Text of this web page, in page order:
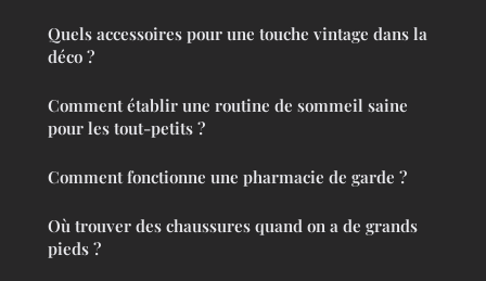
Quels accessoires pour une touche vintage dans la
déco ?
Comment établir une routine de sommeil saine
pour les tout-petits ?
Comment fonctionne une pharmacie de garde ?
Où trouver des chaussures quand on a de grands
pieds ?